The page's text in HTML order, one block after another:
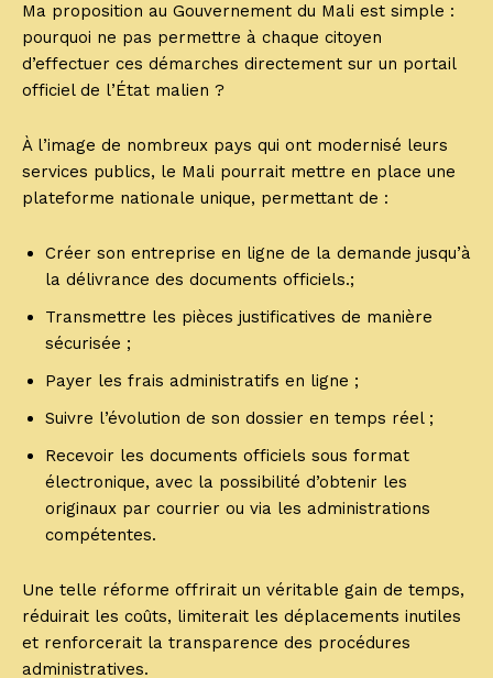
Ma proposition au Gouvernement du Mali est simple :
pourquoi ne pas permettre à chaque citoyen
d’effectuer ces démarches directement sur un portail
officiel de l’État malien ?
À l’image de nombreux pays qui ont modernisé leurs
services publics, le Mali pourrait mettre en place une
plateforme nationale unique, permettant de :
Créer son entreprise en ligne de la demande jusqu’à
la délivrance des documents officiels.;
Transmettre les pièces justificatives de manière
sécurisée ;
Payer les frais administratifs en ligne ;
Suivre l’évolution de son dossier en temps réel ;
Recevoir les documents officiels sous format
électronique, avec la possibilité d’obtenir les
originaux par courrier ou via les administrations
compétentes.
Une telle réforme offrirait un véritable gain de temps,
réduirait les coûts, limiterait les déplacements inutiles
et renforcerait la transparence des procédures
administratives.